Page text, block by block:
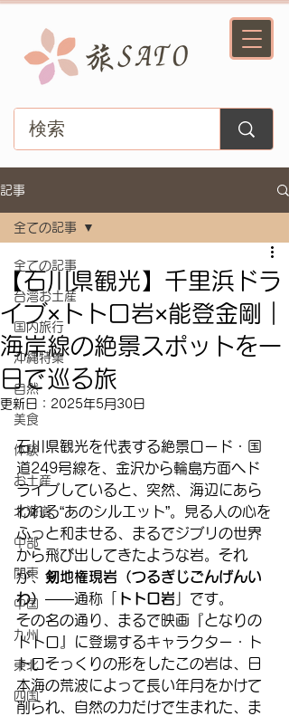
記事
全ての記事
台湾お土産
国内旅行
沖縄特集
自然
美食
体験
お土産
北海道
中部
関東
中国
九州
東北
四国
全ての記事
【石川県観光】千里浜ドラ
イブ×トトロ岩×能登金剛｜
海岸線の絶景スポットを一
日で巡る旅
更新日： 2025年5月30日
石川県観光を代表する絶景ロード・国
道249号線を、金沢から輪島方面へド
ライブしていると、突然、海辺にあら
われる“あのシルエット”。見る人の心を
ふっと和ませる、まるでジブリの世界
から飛び出してきたような岩。それ
が、 剱地権現岩（つるぎじごんげんい
わ） ――通称「 トトロ岩 」です。
その名の通り、まるで映画『となりの
トトロ』に登場するキャラクター・ト
トロそっくりの形をしたこの岩は、日
本海の荒波によって長い年月をかけて
削られ、自然の力だけで生まれた、ま